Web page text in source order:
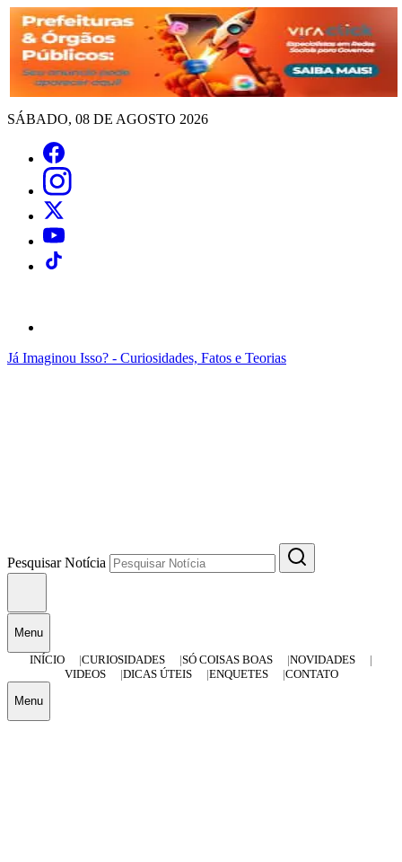
SÁBADO, 08 DE AGOSTO 2026
Já Imaginou Isso? - Curiosidades, Fatos e Teorias
Pesquisar Notícia
Menu
INÍCIO
CURIOSIDADES SÓ COISAS BOAS
NOVIDADES
VIDEOS
DICAS ÚTEIS ENQUETES CONTATO
Menu